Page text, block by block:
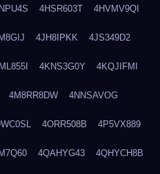
4HSR603T 4HVMV9QI
4JH8IPKK 4JS349D2
4KNS3G0Y 4KQJIFMI
4M8RR8DW 4NNSAVOG
4ORR508B 4P5VX889
4QAHYG43 4QHYCH8B